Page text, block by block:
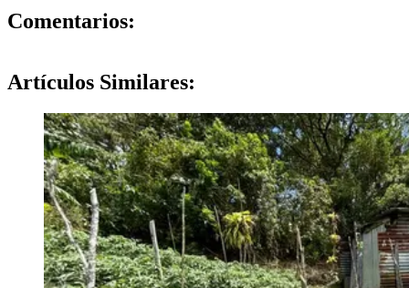
Comentarios:
Artículos Similares: